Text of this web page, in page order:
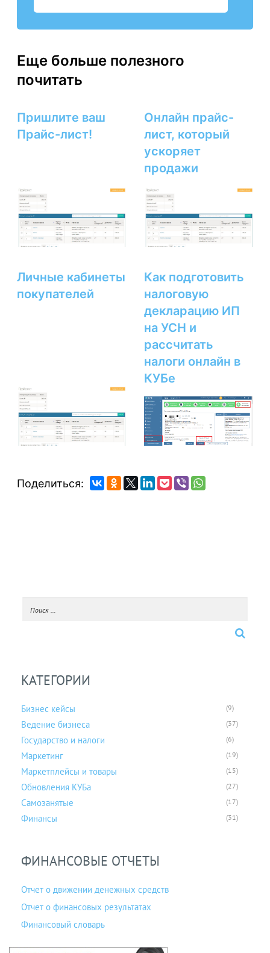
Еще больше полезного
почитать
Пришлите ваш
Прайс-лист!
Онлайн прайс-
лист, который
ускоряет
продажи
Личные кабинеты
покупателей
Как подготовить
налоговую
декларацию ИП
на УСН и
рассчитать
налоги онлайн в
КУБе
Поделиться:
КАТЕГОРИИ
Бизнес кейсы (9)
Ведение бизнеса (37)
Государство и налоги (6)
Маркетинг (19)
Маркетплейсы и товары (15)
Обновления КУБа (27)
Самозанятые (17)
Финансы (31)
ФИНАНСОВЫЕ ОТЧЕТЫ
Отчет о движении денежных средств
Отчет о финансовых результатах
Финансовый словарь